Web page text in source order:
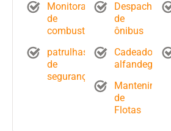
Monitoramento
de
combustível
Despacho
de
ônibus
patrulhas
de
segurança
Cadeados
alfandegários
de
Flotas